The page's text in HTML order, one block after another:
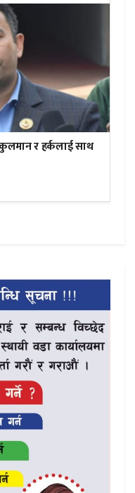
र हर्कलाई साथ